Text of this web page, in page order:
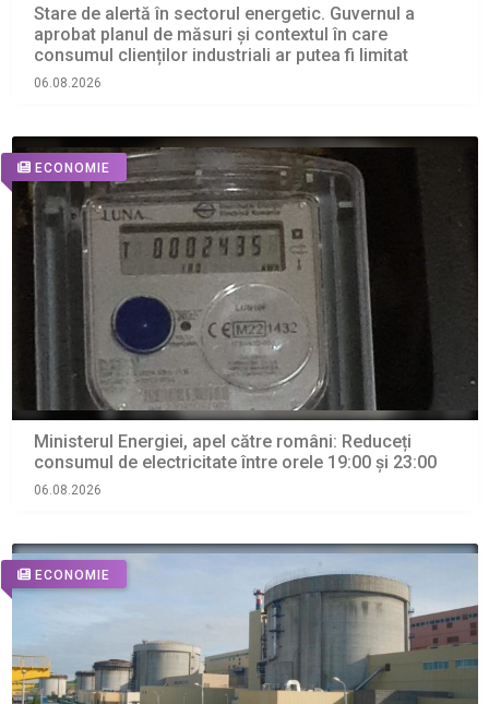
Stare de alertă în sectorul energetic. Guvernul a
aprobat planul de măsuri și contextul în care
consumul clienților industriali ar putea fi limitat
06.08.2026
ECONOMIE
Ministerul Energiei, apel către români: Reduceți
consumul de electricitate între orele 19:00 și 23:00
06.08.2026
ECONOMIE